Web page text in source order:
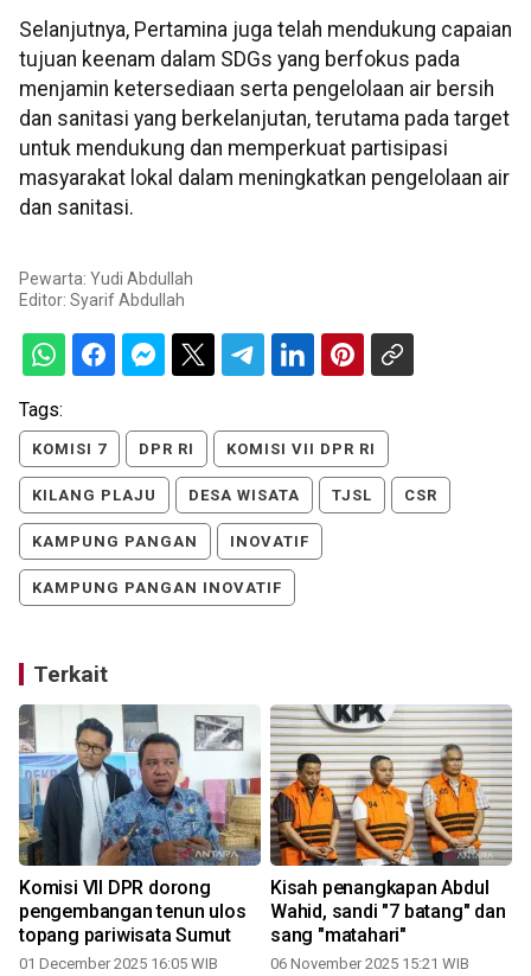
Selanjutnya, Pertamina juga telah mendukung capaian
tujuan keenam dalam SDGs yang berfokus pada
menjamin ketersediaan serta pengelolaan air bersih
dan sanitasi yang berkelanjutan, terutama pada target
untuk mendukung dan memperkuat partisipasi
masyarakat lokal dalam meningkatkan pengelolaan air
dan sanitasi.
Pewarta: Yudi Abdullah
Editor: Syarif Abdullah
Tags:
KOMISI 7 DPR RI KOMISI VII DPR RI
KILANG PLAJU DESA WISATA TJSL CSR
KAMPUNG PANGAN INOVATIF
KAMPUNG PANGAN INOVATIF
Terkait
Komisi VII DPR dorong
pengembangan tenun ulos
topang pariwisata Sumut
01 December 2025 16:05 WIB
Kisah penangkapan Abdul
Wahid, sandi "7 batang" dan
sang "matahari"
06 November 2025 15:21 WIB